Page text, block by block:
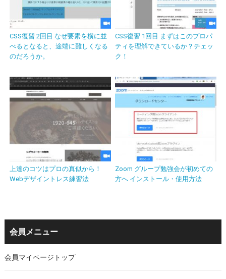
CSS復習 2回目 なぜ要素を横に並
べるとなると、途端に難しくなる
のだろうか。
CSS復習 1回目 まずはこのプロパ
ティを理解できているか？チェッ
ク！
上達のコツはプロの真似から！
Webデザイントレス練習法
Zoom グループ勉強会が初めての
方へ インストール・使用方法
会員メニュー
会員マイページトップ